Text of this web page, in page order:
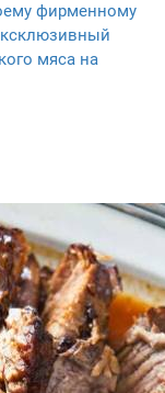
фирменному
мяса на